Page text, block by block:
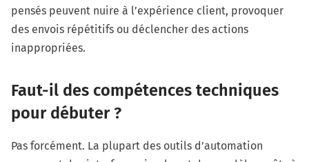
pensés peuvent nuire à l’expérience client, provoquer
des envois répétitifs ou déclencher des actions
inappropriées.
Faut-il des compétences techniques
pour débuter ?
Pas forcément. La plupart des outils d’automation